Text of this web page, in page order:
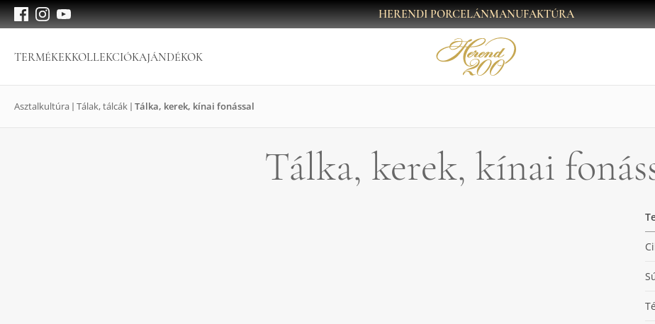
HERENDI PORCELÁNMANUFAKTÚRA
TERMÉKEKKOLLEKCIÓKAJÁNDÉKOK
Asztalkultúra Tálak, tálcák Tálka, kerek, kínai fonással
Tálka, kerek, kínai